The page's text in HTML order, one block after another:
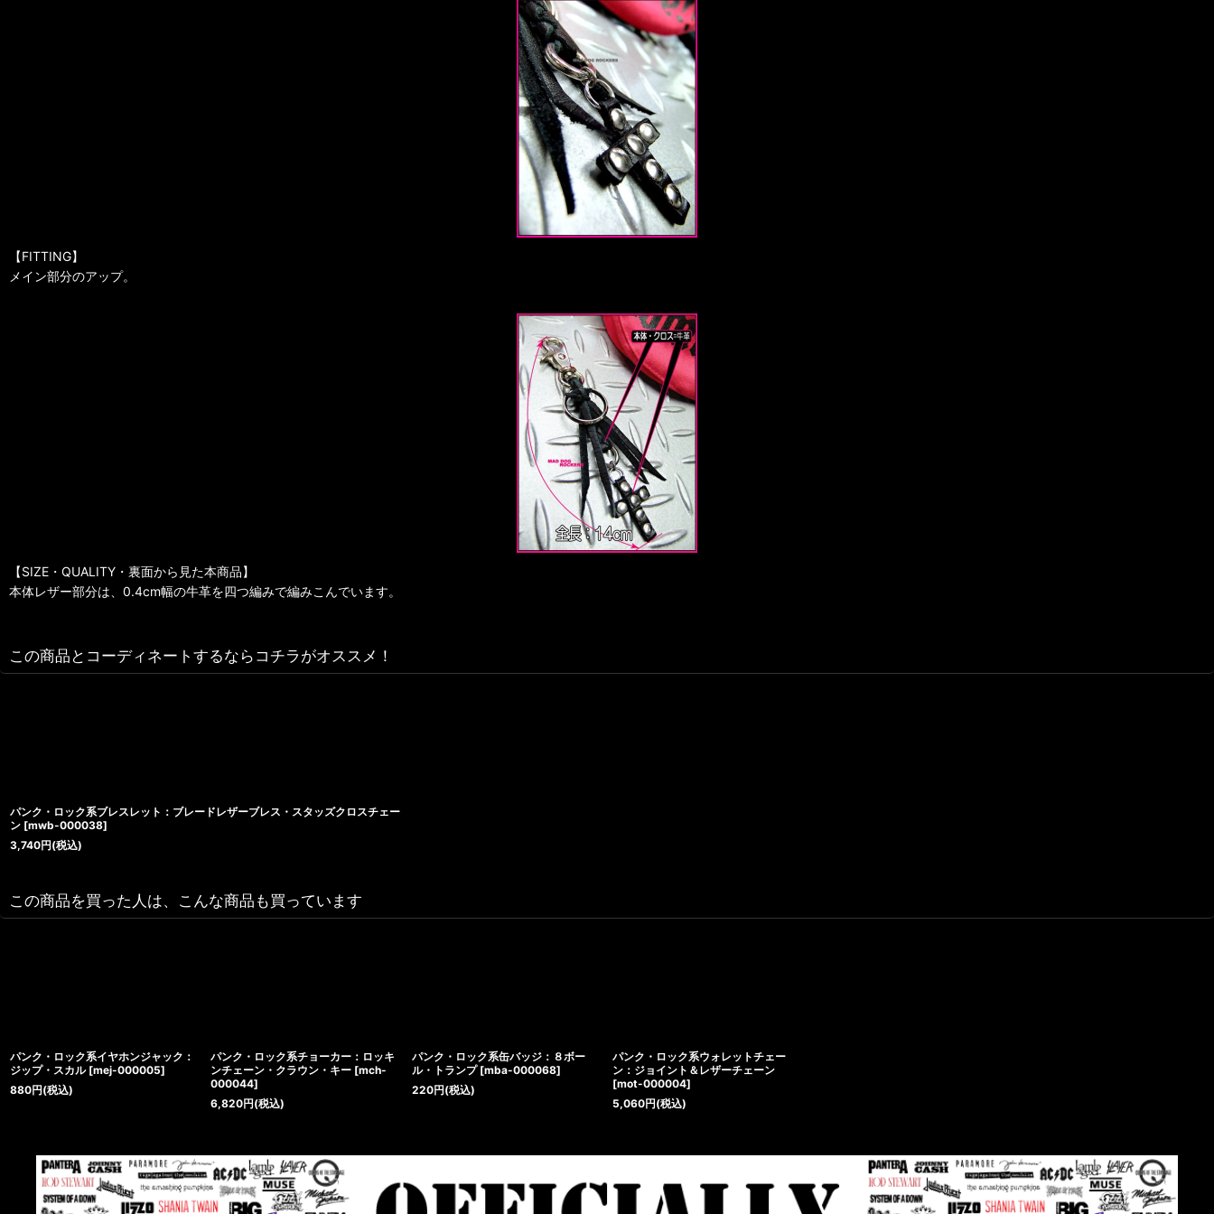
【FITTING】
メイン部分のアップ。
【SIZE・QUALITY・裏面から見た本商品】
本体レザー部分は、0.4cm幅の牛革を四つ編みで編みこんでいます。
この商品とコーディネートするならコチラがオススメ！
パンク・ロック系ブレスレット：ブレードレザーブレス・スタッズクロスチェー
ン [mwb-000038]
3,740円(税込)
この商品を買った人は、こんな商品も買っています
パンク・ロック系イヤホンジャック：
ジップ・スカル [mej-000005]
880円(税込)
パンク・ロック系チョーカー：ロッキ
ンチェーン・クラウン・キー [mch-
000044]
6,820円(税込)
パンク・ロック系缶バッジ：８ボー
ル・トランプ [mba-000068]
220円(税込)
パンク・ロック系ウォレットチェー
ン：ジョイント＆レザーチェーン
[mot-000004]
5,060円(税込)